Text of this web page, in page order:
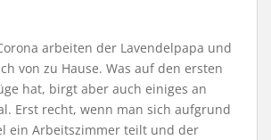
arbeiten der Lavendelpapa und
von zu Hause. Was auf den ersten
hat, birgt aber auch einiges an
Erst recht, wenn man sich aufgrund
ein Arbeitszimmer teilt und der